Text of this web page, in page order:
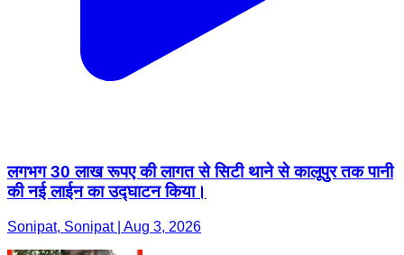
लगभग 30 लाख रूपए की लागत से सिटी थाने से कालूपुर तक पानी
की नई लाईन का उद्घाटन किया।
Sonipat, Sonipat | Aug 3, 2026